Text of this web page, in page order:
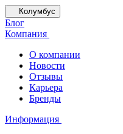
Колумбус
Блог
Компания
О компании
Новости
Отзывы
Карьера
Бренды
Информация